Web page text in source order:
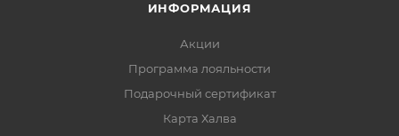
ИНФОРМАЦИЯ
Акции
Программа лояльности
Подарочный сертификат
Карта Халва